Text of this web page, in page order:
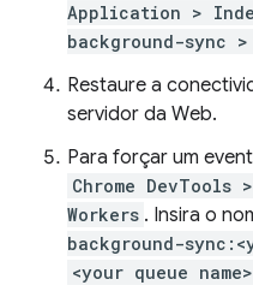
Application >
background-sync
Restaure a
servidor da Web.
Para forçar um
Chrome
Workers . Insira o
background-
<your queue name>